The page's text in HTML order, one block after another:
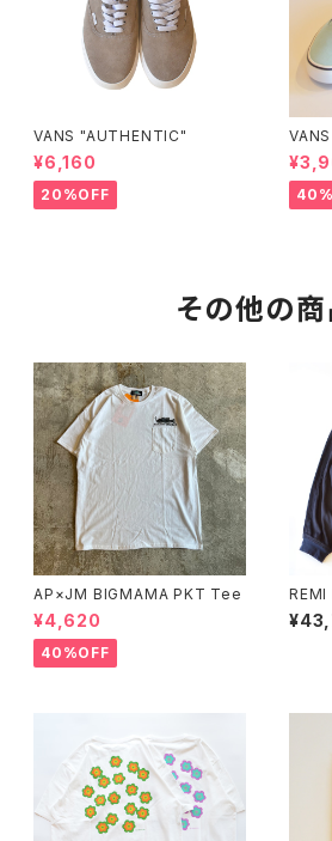
VANS "AUTHENTIC"
¥6,160
20%OFF
その他の商
AP×JM BIGMAMA PKT Tee
¥4,620
40%OFF
REMI
スカ